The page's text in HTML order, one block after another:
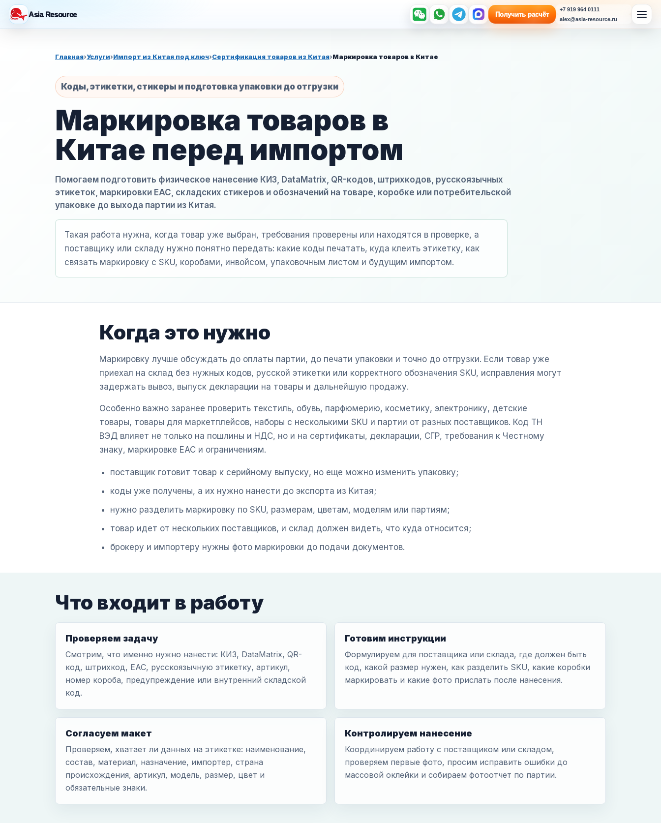
Asia Resource Получить расчёт
+7 919 964 0111
alex@asia-resource.ru
Главная›Услуги›Импорт из Китая под ключ›Сертификация товаров из Китая›Маркировка товаров в Китае
Коды, этикетки, стикеры и подготовка упаковки до отгрузки
Маркировка товаров в
Китае перед импортом
Помогаем подготовить физическое нанесение КИЗ, DataMatrix, QR-кодов, штрихкодов, русскоязычных
этикеток, маркировки ЕАС, складских стикеров и обозначений на товаре, коробке или потребительской
упаковке до выхода партии из Китая.
Такая работа нужна, когда товар уже выбран, требования проверены или находятся в проверке, а
поставщику или складу нужно понятно передать: какие коды печатать, куда клеить этикетку, как
связать маркировку с SKU, коробами, инвойсом, упаковочным листом и будущим импортом.
Когда это нужно
Маркировку лучше обсуждать до оплаты партии, до печати упаковки и точно до отгрузки. Если товар уже
приехал на склад без нужных кодов, русской этикетки или корректного обозначения SKU, исправления могут
задержать вывоз, выпуск декларации на товары и дальнейшую продажу.
Особенно важно заранее проверить текстиль, обувь, парфюмерию, косметику, электронику, детские
товары, товары для маркетплейсов, наборы с несколькими SKU и партии от разных поставщиков. Код ТН
ВЭД влияет не только на пошлины и НДС, но и на сертификаты, декларации, СГР, требования к Честному
знаку, маркировке ЕАС и ограничениям.
поставщик готовит товар к серийному выпуску, но еще можно изменить упаковку;
коды уже получены, а их нужно нанести до экспорта из Китая;
нужно разделить маркировку по SKU, размерам, цветам, моделям или партиям;
товар идет от нескольких поставщиков, и склад должен видеть, что куда относится;
брокеру и импортеру нужны фото маркировки до подачи документов.
Что входит в работу
Проверяем задачу
Смотрим, что именно нужно нанести: КИЗ, DataMatrix, QR-
код, штрихкод, ЕАС, русскоязычную этикетку, артикул,
номер короба, предупреждение или внутренний складской
код.
Готовим инструкции
Формулируем для поставщика или склада, где должен быть
код, какой размер нужен, как разделить SKU, какие коробки
маркировать и какие фото прислать после нанесения.
Согласуем макет
Проверяем, хватает ли данных на этикетке: наименование,
состав, материал, назначение, импортер, страна
происхождения, артикул, модель, размер, цвет и
обязательные знаки.
Контролируем нанесение
Координируем работу с поставщиком или складом,
проверяем первые фото, просим исправить ошибки до
массовой оклейки и собираем фотоотчет по партии.